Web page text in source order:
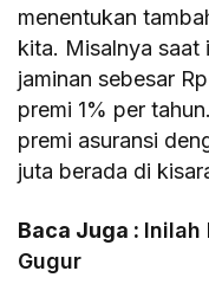
menentukan
kita. Misalnya saat
jaminan sebesar
premi 1% per
premi asuransi
juta berada di
Baca Juga : Inilah
Gugur